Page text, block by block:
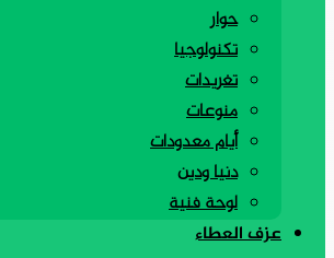
حوار
تكنولوجيا
تغريدات
منوعات
أيام معدودات
دنيا ودين
لوحة فنية
عزف العطاء